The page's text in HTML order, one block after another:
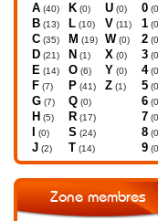
A (40)
B (13)
C (35)
D (21)
E (14)
F (7)
G (7)
H (5)
(0)
J (2)
K (0)
L (10)
M (19)
N (1)
O (6)
P (41)
Q (0)
R (17)
S (24)
T (14)
U (0)
V (11)
W (0)
X (0)
Y (0)
Z (1)
0
1
2
3
4
5
6
7
8
9
Zone membres